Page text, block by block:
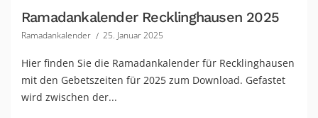
Ramadankalender Recklinghausen 2025
Ramadankalender 25. Januar 2025
Hier finden Sie die Ramadankalender für Recklinghausen
mit den Gebetszeiten für 2025 zum Download. Gefastet
wird zwischen der...